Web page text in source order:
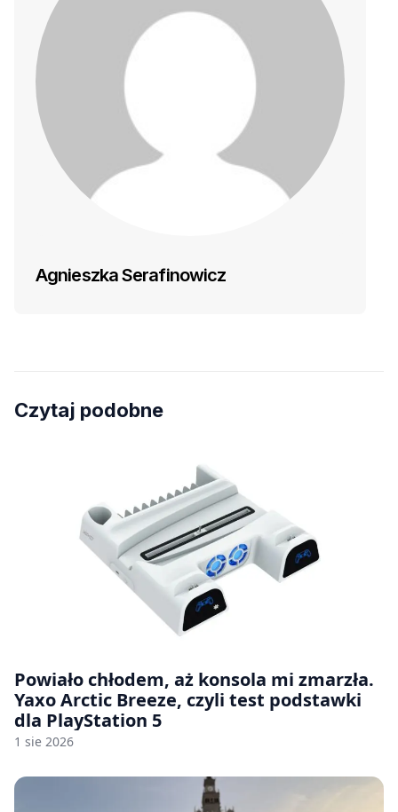
Agnieszka Serafinowicz
Czytaj podobne
Powiało chłodem, aż konsola mi zmarzła.
Yaxo Arctic Breeze, czyli test podstawki
dla PlayStation 5
1 sie 2026